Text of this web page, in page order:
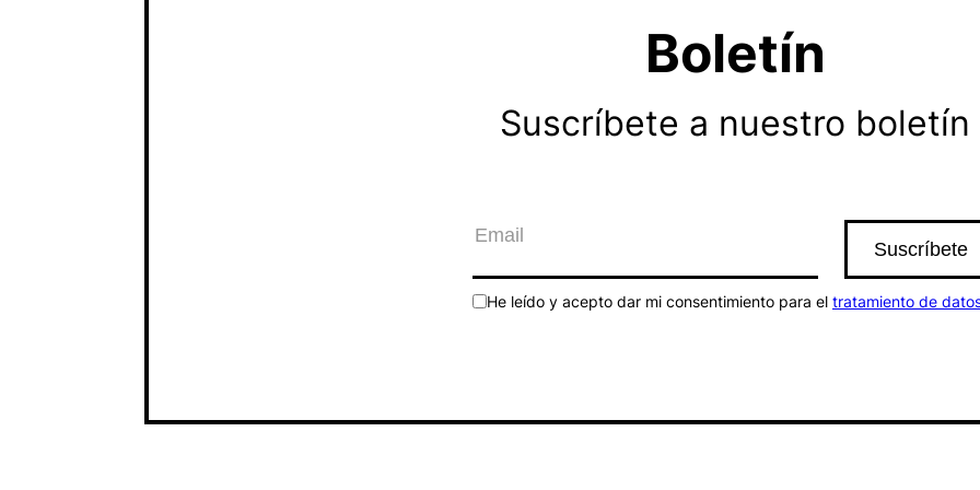
Boletín
Suscríbete a nuestro boletín
He leído y acepto dar mi consentimiento para el tratamiento de